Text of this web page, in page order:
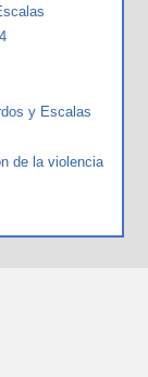
y Escalas
de la violencia